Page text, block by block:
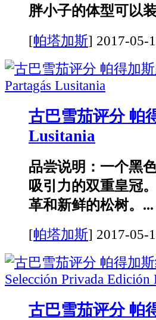
胖小子的体型可以
[帕塔加斯] 2017-
古巴雪茄评分 帕
Lusitania
品尝说明：一个黑
吸引力的双重皇冠
革和新鲜的松树。...
[帕塔加斯] 2017-
古巴雪茄评分 帕